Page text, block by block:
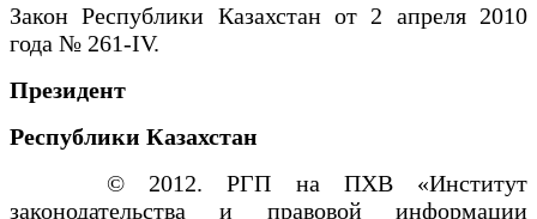
Закон Республики Казахстан от 2 апреля 2010
года № 261-IV.
Президент
Республики Казахстан
© 2012. РГП на ПХВ «Институт
законодательства и правовой информации